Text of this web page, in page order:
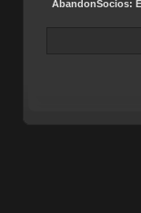
AbandonSocios: